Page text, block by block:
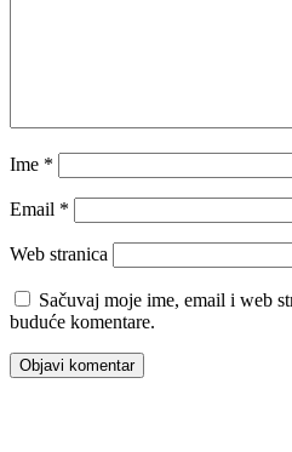
Ime *
Email *
Web stranica
Sačuvaj moje ime, email i web
buduće komentare.